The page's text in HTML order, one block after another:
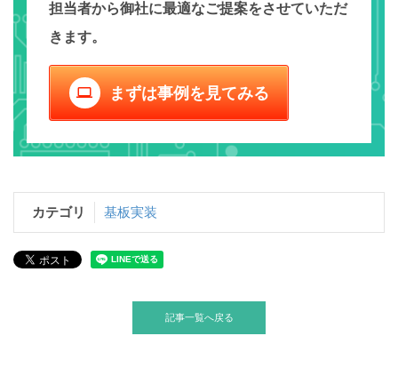
担当者から御社に最適なご提案をさせていただ
きます。
computer まずは事例を見てみる
カテゴリ 基板実装
記事一覧へ戻る